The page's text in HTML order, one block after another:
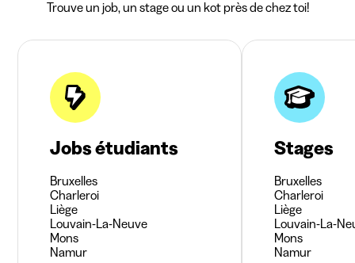
Trouve un job, un stage ou un kot près de chez toi!
Jobs étudiants
Bruxelles
Charleroi
Liège
Louvain-La-Neuve
Mons
Namur
Stages
Bruxelles
Charleroi
Liège
Louvain-La-
Mons
Namur